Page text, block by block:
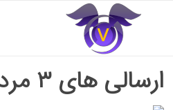
ارسالی های ۳ مرداد